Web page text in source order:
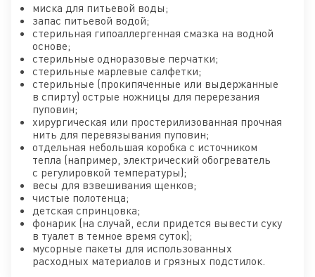
миска для питьевой воды;
запас питьевой водой;
стерильная гипоаллергенная смазка на водной
основе;
стерильные одноразовые перчатки;
стерильные марлевые салфетки;
стерильные (прокипяченные или выдержанные
в спирту) острые ножницы для перерезания
пуповин;
хирургическая или простерилизованная прочная
нить для перевязывания пуповин;
отдельная небольшая коробка с источником
тепла (например, электрический обогреватель
с регулировкой температуры);
весы для взвешивания щенков;
чистые полотенца;
детская спринцовка;
фонарик (на случай, если придется вывести суку
в туалет в темное время суток);
мусорные пакеты для использованных
расходных материалов и грязных подстилок.